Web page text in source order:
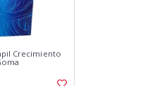
Crecimiento